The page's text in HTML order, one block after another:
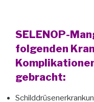
SELENOP-
folgenden
gebracht: